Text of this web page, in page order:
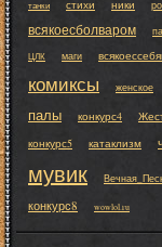
танки стихи ники
всякоесболваром
ЦЛК маги
комиксы женское
палы конкурс4
конкурс5 катаклизм
мувик
конкурс8 wowlol.ru